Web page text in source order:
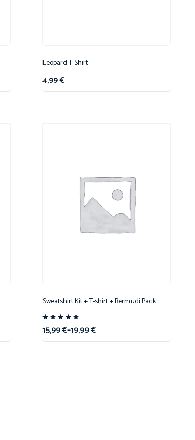
Leopard T-Shirt
4,99€
Sweatshirt Kit + T-shirt + Bermudi Pack
5.00
sur 5
15,99€–19,99€